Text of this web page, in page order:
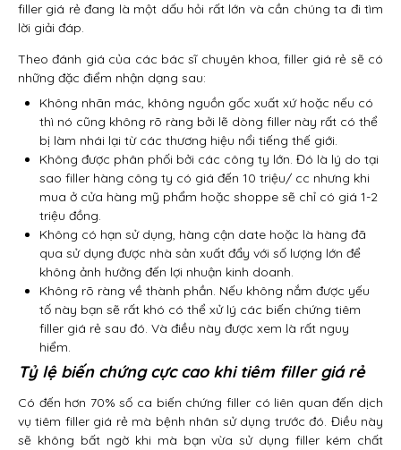
filler giá rẻ đang là một dấu hỏi rất lớn và cần chúng ta đi tìm
lời giải đáp.
Theo đánh giá của các bác sĩ chuyên khoa, filler giá rẻ sẽ có
những đặc điểm nhận dạng sau:
Không nhãn mác, không nguồn gốc xuất xứ hoặc nếu có
thì nó cũng không rõ ràng bởi lẽ dòng filler này rất có thể
bị làm nhái lại từ các thương hiệu nổi tiếng thế giới.
Không được phân phối bởi các công ty lớn. Đó là lý do tại
sao filler hàng công ty có giá đến 10 triệu/ cc nhưng khi
mua ở cửa hàng mỹ phẩm hoặc shoppe sẽ chỉ có giá 1-2
triệu đồng.
Không có hạn sử dụng, hàng cận date hoặc là hàng đã
qua sử dụng được nhà sản xuất đẩy với số lượng lớn để
không ảnh hưởng đến lợi nhuận kinh doanh.
Không rõ ràng về thành phần. Nếu không nắm được yếu
tố này bạn sẽ rất khó có thể xử lý các biến chứng tiêm
filler giá rẻ sau đó. Và điều này được xem là rất nguy
hiểm.
Tỷ lệ biến chứng cực cao khi tiêm filler giá rẻ
Có đến hơn 70% số ca biến chứng filler có liên quan đến dịch
vụ tiêm filler giá rẻ mà bệnh nhân sử dụng trước đó. Điều này
sẽ không bất ngờ khi mà bạn vừa sử dụng filler kém chất